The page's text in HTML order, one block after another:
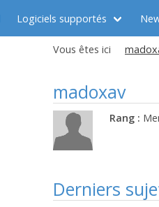
Logiciels supportés
Vous êtes ici
madoxav
Rang :
Derniers